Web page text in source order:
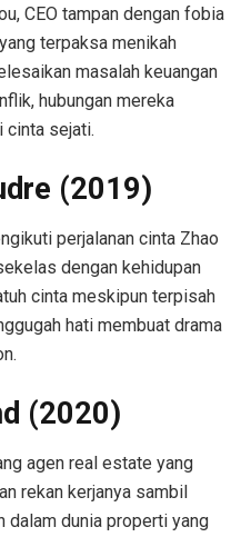
CEO tampan dengan fobia
terpaksa menikah
masalah keuangan
hubungan mereka
cinta sejati.
(2019)
perjalanan cinta Zhao
dengan kehidupan
cinta meskipun terpisah
hati membuat drama
(2020)
agen real estate yang
rekan kerjanya sambil
dalam dunia properti yang